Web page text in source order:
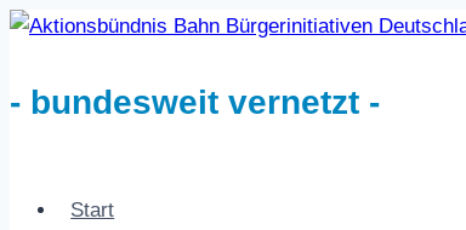
Zum
springen
- bundesweit vernetzt -
Start